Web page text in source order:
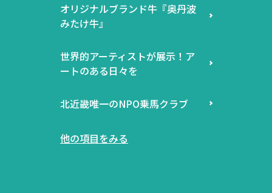
オリジナルブランド牛『奥丹波
みたけ牛』
世界的アーティストが展示！ア
ートのある日々を
北近畿唯一のNPO乗馬クラブ
他の項目をみる